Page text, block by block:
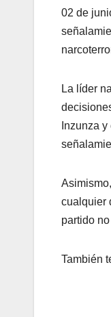
02 de
La líder
Inzunza
cualquier
partido
También